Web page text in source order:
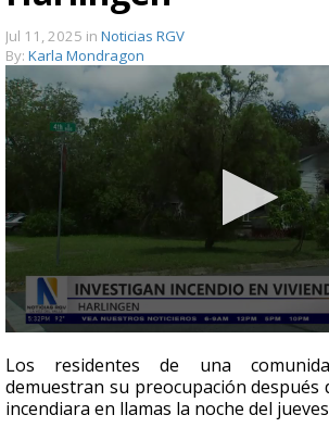
Jul 11, 2025 in Noticias RGV
By: Karla Mondragon
seconds
of
2
minutes,
Los residentes de una
demuestran su preocupación después
incendiara en llamas la noche del